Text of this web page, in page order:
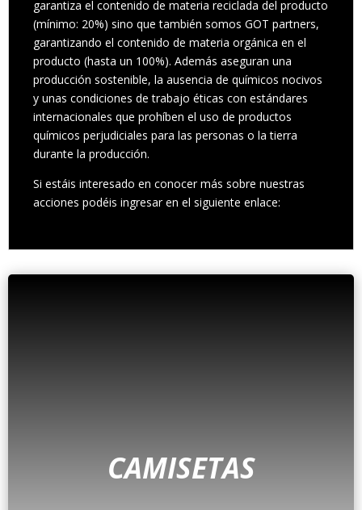
garantiza el contenido de materia reciclada del producto
(mínimo: 20%) sino que también somos GOT partners,
garantizando el contenido de materia orgánica en el
producto (hasta un 100%). Además aseguran una
producción sostenible, la ausencia de químicos nocivos
y unas condiciones de trabajo éticas con estándares
internacionales que prohíben el uso de productos
químicos perjudiciales para las personas o la tierra
durante la producción.
Si estáis interesado en conocer más sobre nuestras
acciones podéis ingresar en el siguiente enlace:
CAMISETAS